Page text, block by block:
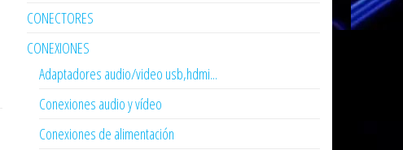
CONECTORES
CONEXIONES
Adaptadores audio/video usb,hdmi...
Conexiones audio y vídeo
Conexiones de alimentación